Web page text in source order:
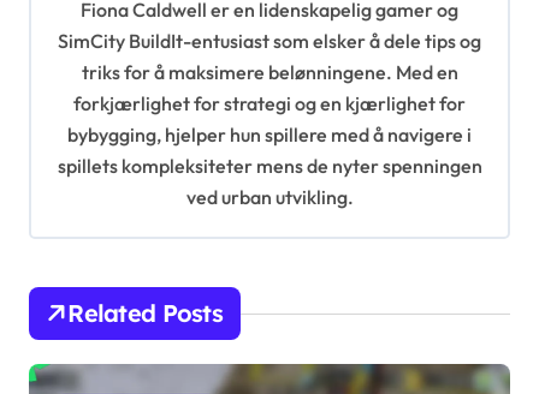
Fiona Caldwell er en lidenskapelig gamer og
SimCity BuildIt-entusiast som elsker å dele tips og
triks for å maksimere belønningene. Med en
forkjærlighet for strategi og en kjærlighet for
bybygging, hjelper hun spillere med å navigere i
spillets kompleksiteter mens de nyter spenningen
ved urban utvikling.
Related Posts